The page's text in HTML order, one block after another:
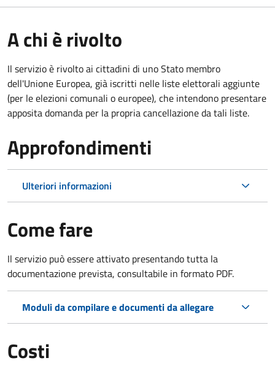
A chi è rivolto
Il servizio è rivolto ai cittadini di uno Stato membro
dell'Unione Europea, già iscritti nelle liste elettorali aggiunte
(per le elezioni comunali o europee), che intendono presentare
apposita domanda per la propria cancellazione da tali liste.
Approfondimenti
Ulteriori informazioni
Come fare
Il servizio può essere attivato presentando tutta la
documentazione prevista, consultabile in formato PDF.
Moduli da compilare e documenti da allegare
Costi